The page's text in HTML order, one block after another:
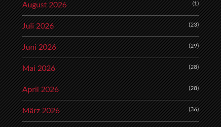
August 2026 (1)
Juli 2026 (23)
Juni 2026 (29)
Mai 2026 (28)
April 2026 (28)
März 2026 (36)